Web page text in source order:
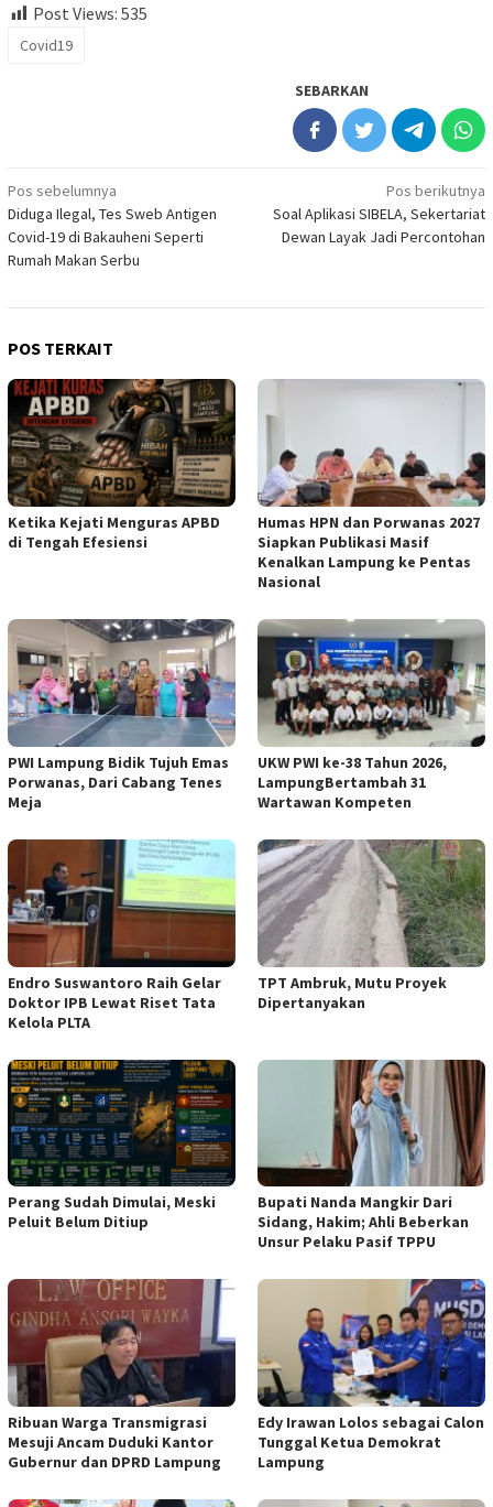
Post Views: 535
Covid19
SEBARKAN
Navigasi
pos
Pos sebelumnya
Diduga Ilegal, Tes Sweb Antigen
Covid-19 di Bakauheni Seperti
Rumah Makan Serbu
Pos berikutnya
Soal Aplikasi SIBELA, Sekertariat
Dewan Layak Jadi Percontohan
POS TERKAIT
Ketika Kejati Menguras APBD
di Tengah Efesiensi
Humas HPN dan Porwanas 2027
Siapkan Publikasi Masif
Kenalkan Lampung ke Pentas
Nasional
PWI Lampung Bidik Tujuh Emas
Porwanas, Dari Cabang Tenes
Meja
UKW PWI ke-38 Tahun 2026,
LampungBertambah 31
Wartawan Kompeten
Endro Suswantoro Raih Gelar
Doktor IPB Lewat Riset Tata
Kelola PLTA
TPT Ambruk, Mutu Proyek
Dipertanyakan
Perang Sudah Dimulai, Meski
Peluit Belum Ditiup
Bupati Nanda Mangkir Dari
Sidang, Hakim; Ahli Beberkan
Unsur Pelaku Pasif TPPU
Ribuan Warga Transmigrasi
Mesuji Ancam Duduki Kantor
Gubernur dan DPRD Lampung
Edy Irawan Lolos sebagai Calon
Tunggal Ketua Demokrat
Lampung